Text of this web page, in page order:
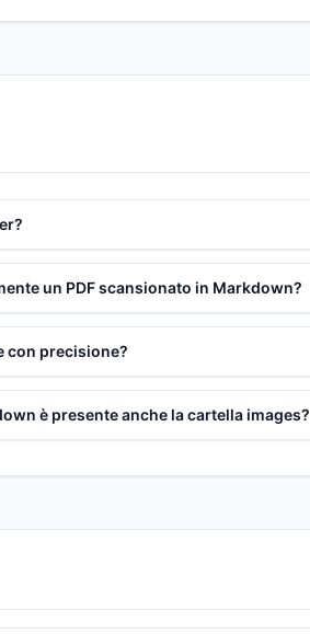
un PDF scansionato in Markdown?
con precisione?
è presente anche la cartella images?